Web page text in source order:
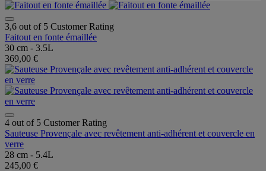
3,6 out of 5 Customer Rating
Faitout en fonte émaillée
30 cm - 3.5L
369,00 €
4 out of 5 Customer Rating
Sauteuse Provençale avec revêtement anti-adhérent et couvercle en
verre
28 cm - 5.4L
245,00 €